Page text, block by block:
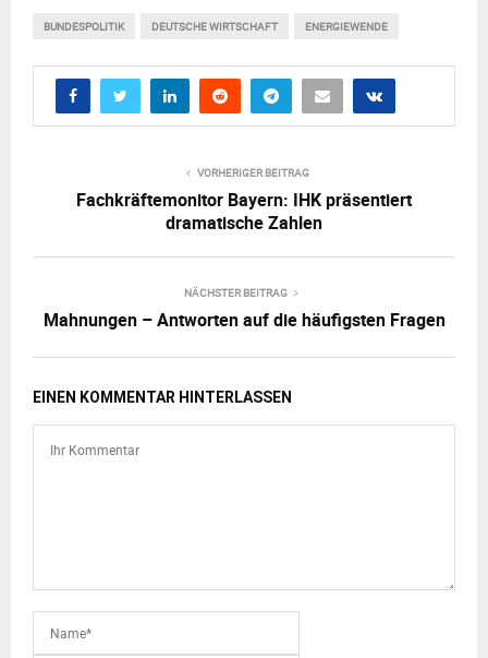
BUNDESPOLITIK DEUTSCHE WIRTSCHAFT ENERGIEWENDE
VORHERIGER BEITRAG
Fachkräftemonitor Bayern: IHK präsentiert
dramatische Zahlen
NÄCHSTER BEITRAG
Mahnungen – Antworten auf die häufigsten Fragen
EINEN KOMMENTAR HINTERLASSEN